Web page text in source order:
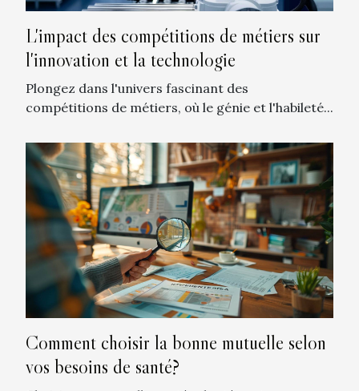
L'impact des compétitions de métiers sur
l'innovation et la technologie
Plongez dans l'univers fascinant des
compétitions de métiers, où le génie et l'habileté...
Comment choisir la bonne mutuelle selon
vos besoins de santé?